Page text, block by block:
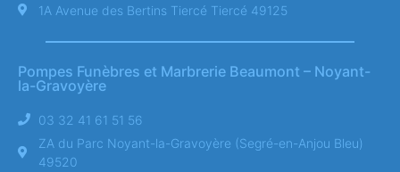
1A Avenue des Bertins Tiercé Tiercé 49125
Pompes Funèbres et Marbrerie Beaumont – Noyant-
la-Gravoyère
03 32 41 61 51 56
ZA du Parc Noyant-la-Gravoyère (Segré-en-Anjou Bleu)
49520